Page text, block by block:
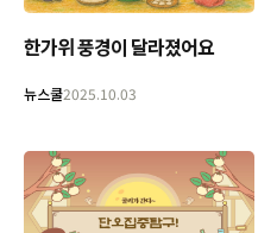
한가위 풍경이 달라졌어요
뉴스쿨2025.10.03